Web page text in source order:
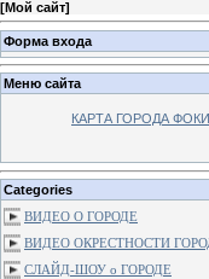
[Мой сайт]
Форма входа
Меню сайта
КАРТА ГОРОДА
Categories
ВИДЕО О ГОРОДЕ
ВИДЕО ОКРЕСТНОСТИ
СЛАЙД-ШОУ о ГОРОДЕ